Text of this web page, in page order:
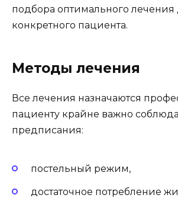
подбора оптимального лечения
конкретного пациента.
Методы лечения
Все лечения назначаются
пациенту крайне важно
предписания:
постельный режим,
достаточное потребление